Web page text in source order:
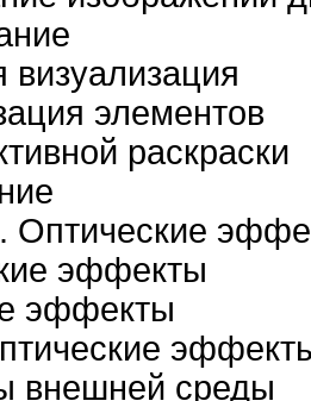
элементов
раскраски
эффекты
эффекты
среды